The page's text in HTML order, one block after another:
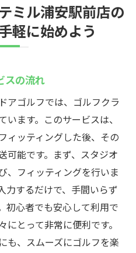
ミル浦安駅前店の
軽に始めよう
スの流れ
アゴルフでは、ゴルフクラ
ます。このサービスは、
ィッティングした後、その
可能です。まず、スタジオ
、フィッティングを行いま
力するだけで、手間いらず
初心者でも安心して利用で
とって非常に便利です。
も、スムーズにゴルフを楽